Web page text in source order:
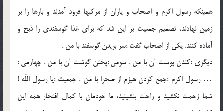
همينكه رسول اكرم و اصحاب و ياران از مركبها فرود آمدند و بارها را بر
زمين نهادند، تصميم جمعيت بر اين شد كه براي غذا گوسفندي را ذبح و
آماده كنند. يكي از اصحاب گفت :سر بريدن گوسفند با من .
ديگري :كندن پوست آن با من . سومي :پختن گوشت آن با من . چهارمي :
… رسول اكرم :جمع كردن هيزم از صحرا با من . جمعيت :يا رسول اللّه !
شما زحمت نكشيد و راحت بنشينيد، ما خودمان با كمال افتخار همه اين